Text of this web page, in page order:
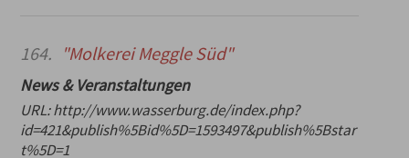
164. "Molkerei Meggle Süd"
News & Veranstaltungen
URL:http://www.wasserburg.de/index.php?
id=421&publish%5Bid%5D=1593497&publish%5Bstar
t%5D=1